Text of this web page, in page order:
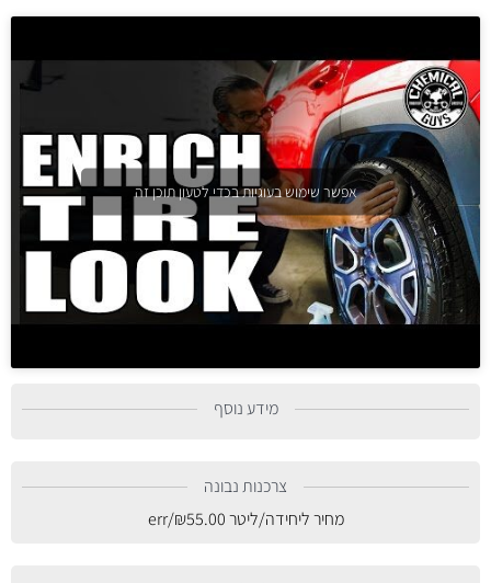
אפשר שימוש בעוגיות בכדי לטעון תוכן זה
מידע נוסף
צרכנות נבונה
מחיר ליחידה/ליטר
₪55.00
/err